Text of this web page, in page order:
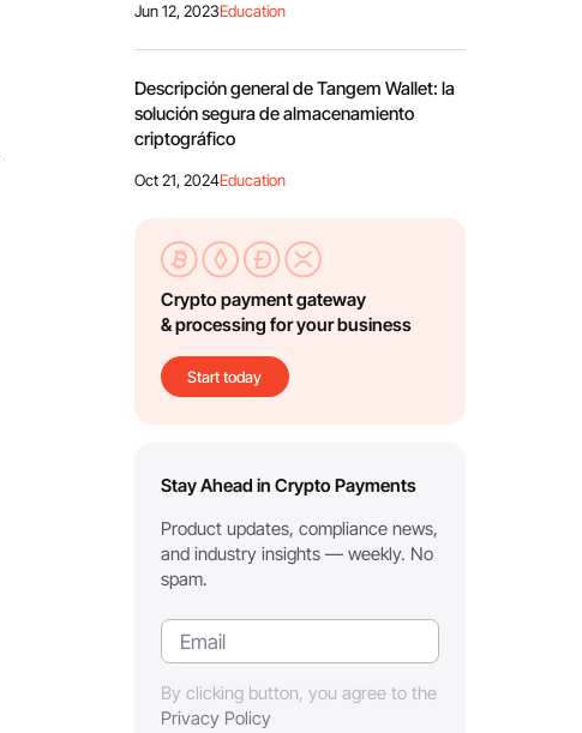
Jun 12, 2023Education
Descripción general de Tangem Wallet: la
solución segura de almacenamiento
criptográfico
Oct 21, 2024Education
Crypto payment gateway
& processing for your business
Start today
Stay Ahead in Crypto Payments
Product updates, compliance news,
and industry insights — weekly. No
spam.
By clicking button, you agree to the
Privacy Policy